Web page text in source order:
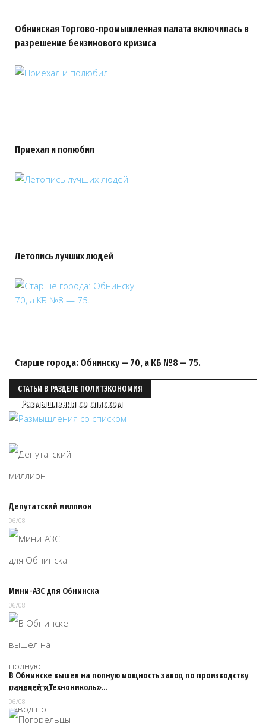
Обнинская Торгово-промышленная палата включилась в
разрешение бензинового кризиса
Приехал и полюбил
Летопись лучших людей
Старше города: Обнинску — 70, а КБ №8 — 75.
СТАТЬИ В РАЗДЕЛЕ ПОЛИТЭКОНОМИЯ
Размышления со списком
Депутатский миллион
06/08
Мини-АЗС для Обнинска
06/08
В Обнинске вышел на полную мощность завод по производству
панелей «Технониколь»…
06/08